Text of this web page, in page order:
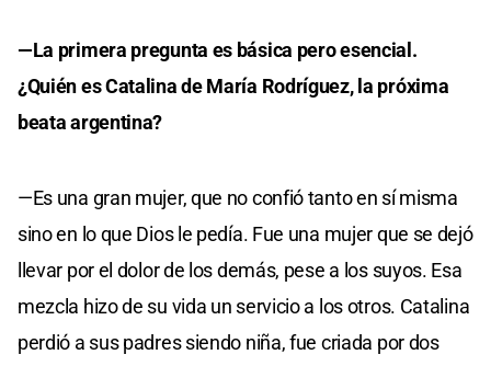
—La primera pregunta es básica pero esencial.
¿Quién es Catalina de María Rodríguez, la próxima
beata argentina?
—Es una gran mujer, que no confió tanto en sí misma
sino en lo que Dios le pedía. Fue una mujer que se dejó
llevar por el dolor de los demás, pese a los suyos. Esa
mezcla hizo de su vida un servicio a los otros. Catalina
perdió a sus padres siendo niña, fue criada por dos